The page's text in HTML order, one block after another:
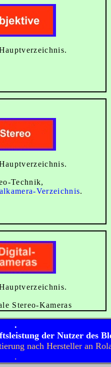
Technik,
Verzeichnis.
Stereo-Kameras
.
der Nutzer des
nach Hersteller an
.